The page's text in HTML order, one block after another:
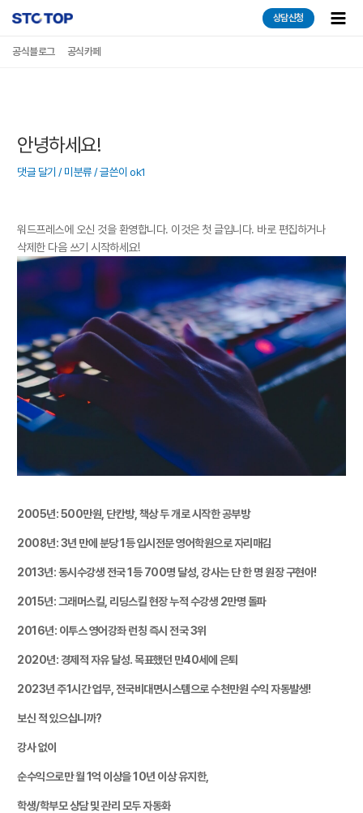
건너뛰기
상담신청
Main
공식블로그 공식카페
안녕하세요!
댓글 달기 /미분류/ 글쓴이ok1
워드프레스에 오신 것을 환영합니다. 이것은 첫 글입니다. 바로 편집하거나
삭제한 다음 쓰기 시작하세요!
2005년: 500만원, 단칸방, 책상 두 개로 시작한 공부방
2008년:3년 만에 분당 1등입시전문 영어학원으로 자리매김
2013년: 동시수강생전국 1등 700명 달성 , 강사는 단 한 명 원장 구현아!
2015년: 그래머스킬, 리딩스킬현장 누적 수강생 2만명돌파
2016년: 이투스 영어강좌 런칭 즉시 전국 3위
2020년: 경제적 자유 달성. 목표했던 만40세에 은퇴
2023년 주1시간 업무, 전국비대면시스템으로 수천만원 수익 자동발생!
보신 적 있으십니까?
강사 없이
순수익으로만 월 1억 이상을 10년 이상 유지한,
학생/학부모 상담 및 관리 모두 자동화